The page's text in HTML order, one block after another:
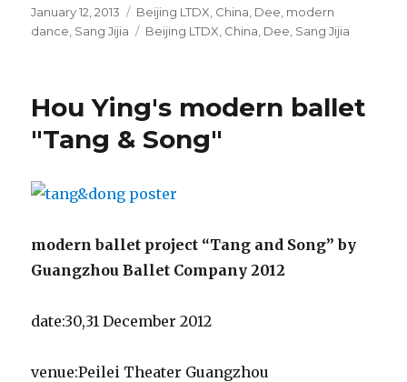
Posted
on
January 12, 2013 Categories
Beijing LTDX China Dee modern
dance Sang Jijia Tags
Beijing LTDX China Dee Sang Jijia
Hou Ying's modern ballet
"Tang & Song"
modern ballet project “Tang and Song” by
Guangzhou Ballet Company 2012
date:30,31 December 2012
venue:Peilei Theater Guangzhou